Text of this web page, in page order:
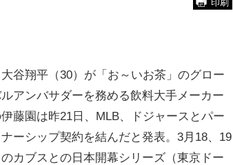
印刷
谷翔平（30）が「お～いお茶」のグロー
アンバサダーを務める飲料大手メーカー
藤園は昨21日、MLB、ドジャースとパー
ナーシップ契約を結んだと発表。3月18、19
のカブスとの日本開幕シリーズ（東京ドー